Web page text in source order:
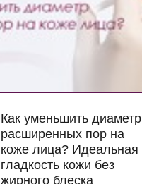
Как уменьшить диаметр
расширенных пор на
коже лица? Идеальная
гладкость кожи без
жирного блеска